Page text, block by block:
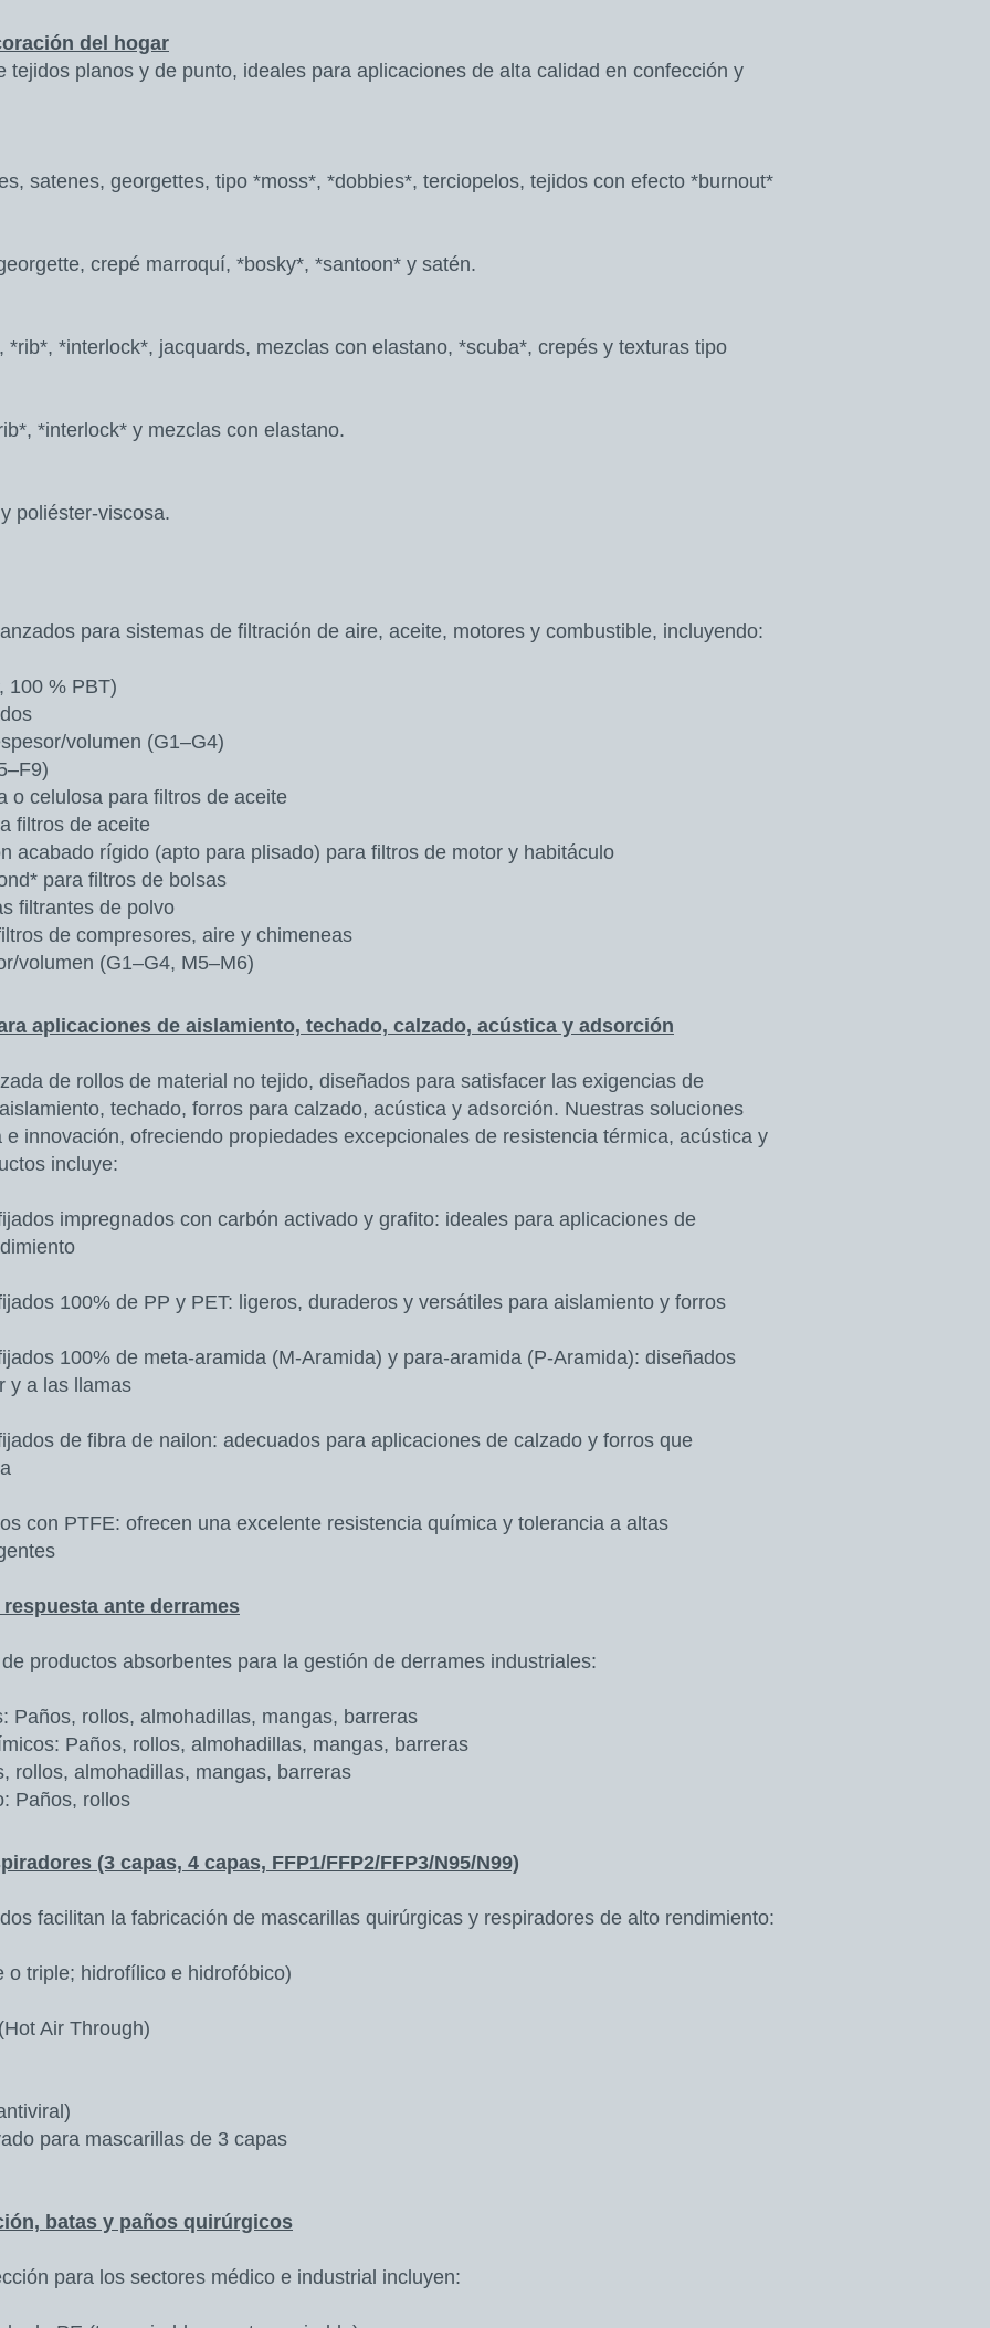
del hogar
tejidos planos y de punto, ideales para aplicaciones de alta calidad en confección y
satenes, georgettes, tipo *moss*, *dobbies*, terciopelos, tejidos con efecto *burnout*
crepé marroquí, *bosky*, *santoon* y satén.
*interlock*, jacquards, mezclas con elastano, *scuba*, crepés y texturas tipo
*interlock* y mezclas con elastano.
poliéster-viscosa.
para sistemas de filtración de aire, aceite, motores y combustible, incluyendo:
100 % PBT)
volumen (G1–G4)
o celulosa para filtros de aceite
filtros de aceite
acabado rígido (apto para plisado) para filtros de motor y habitáculo
para filtros de bolsas
filtrantes de polvo
de compresores, aire y chimeneas
volumen (G1–G4, M5–M6)
aplicaciones de aislamiento, techado, calzado, acústica y adsorción
de rollos de material no tejido, diseñados para satisfacer las exigencias de
techado, forros para calzado, acústica y adsorción. Nuestras soluciones
innovación, ofreciendo propiedades excepcionales de resistencia térmica, acústica y
incluye:
impregnados con carbón activado y grafito: ideales para aplicaciones de
100% de PP y PET: ligeros, duraderos y versátiles para aislamiento y forros
100% de meta-aramida (M-Aramida) y para-aramida (P-Aramida): diseñados
y a las llamas
de fibra de nailon: adecuados para aplicaciones de calzado y forros que
con PTFE: ofrecen una excelente resistencia química y tolerancia a altas
ante derrames
productos absorbentes para la gestión de derrames industriales:
Paños, rollos, almohadillas, mangas, barreras
Paños, rollos, almohadillas, mangas, barreras
rollos, almohadillas, mangas, barreras
Paños, rollos
(3 capas, 4 capas, FFP1/FFP2/FFP3/N95/N99)
facilitan la fabricación de mascarillas quirúrgicas y respiradores de alto rendimiento:
triple; hidrofílico e hidrofóbico)
Air Through)
para mascarillas de 3 capas
batas y paños quirúrgicos
para los sectores médico e industrial incluyen: